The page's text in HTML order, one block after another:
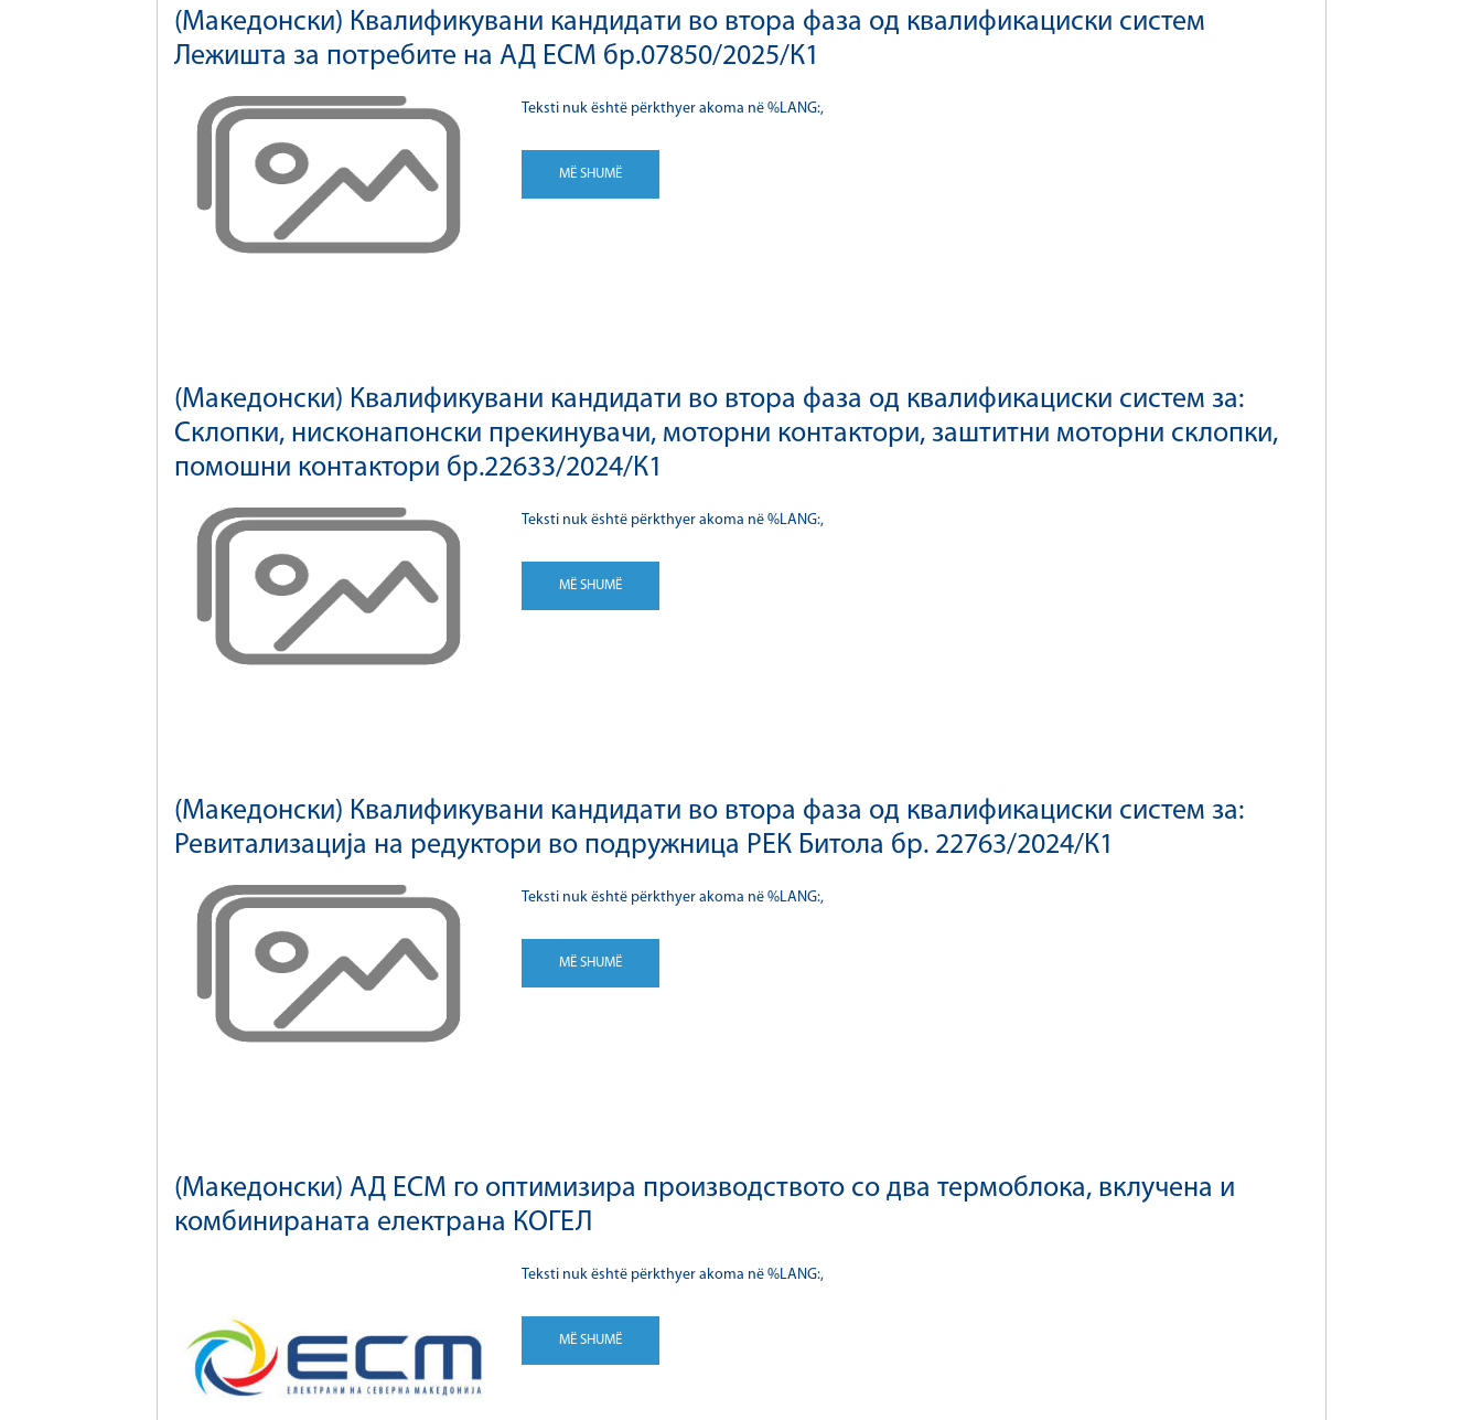
(Македонски) Квалификувани кандидати во втора фаза од квалификациски систем
Лежишта за потребите на АД ЕСМ бр.07850/2025/К1
Teksti nuk është përkthyer akoma në %LANG:,
MË SHUMË
(Македонски) Квалификувани кандидати во втора фаза од квалификациски систем за:
Склопки, нисконапонски прекинувачи, моторни контактори, заштитни моторни склопки,
помошни контактори бр.22633/2024/К1
Teksti nuk është përkthyer akoma në %LANG:,
MË SHUMË
(Македонски) Квалификувани кандидати во втора фаза од квалификациски систем за:
Ревитализација на редуктори во подружница РЕК Битола бр. 22763/2024/К1
Teksti nuk është përkthyer akoma në %LANG:,
MË SHUMË
(Македонски) АД ЕСМ го оптимизира производството со два термоблока, вклучена и
комбинираната електрана КОГЕЛ
Teksti nuk është përkthyer akoma në %LANG:,
MË SHUMË